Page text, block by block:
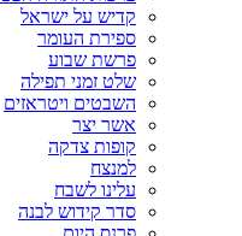
קדיש על ישראל
ספירת העומר
פרשת שבוע
שלט זמני תפילה
השבטים ויטראזים
אשר יצר
קופות צדקה
למנצח
עלינו לשבח
סדר קידוש לבנה